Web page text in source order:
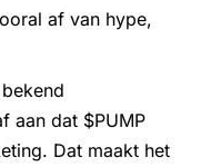
af van hype,
aan dat $PUMP
Dat maakt het